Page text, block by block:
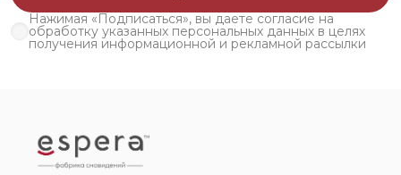
Нажимая «Подписаться», вы даете согласие на
обработку указанных персональных данных в целях
получения информационной и рекламной рассылки